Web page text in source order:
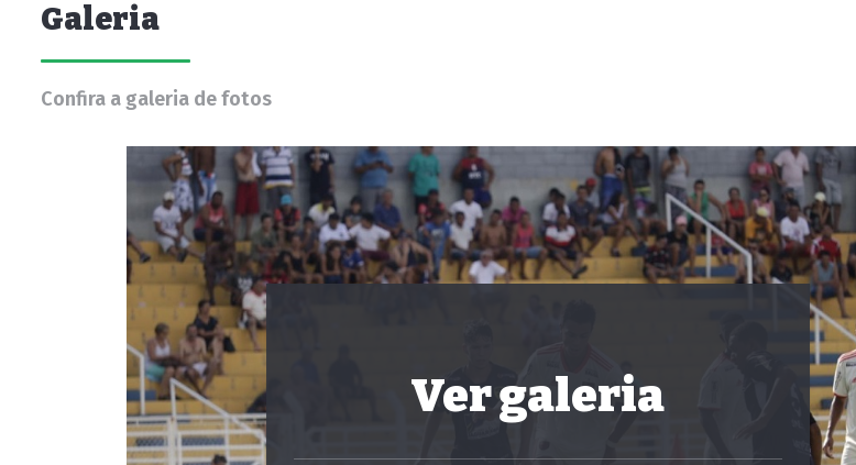
Galeria
Confira a galeria de fotos
Ver galeria